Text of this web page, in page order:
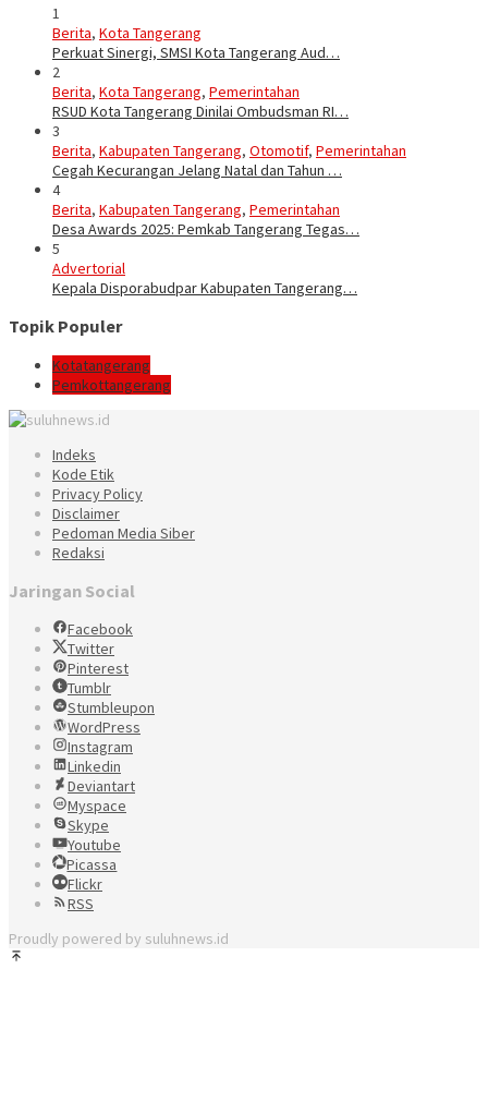
1
Berita, Kota Tangerang
Perkuat Sinergi, SMSI Kota Tangerang Aud…
2
Berita, Kota Tangerang, Pemerintahan
RSUD Kota Tangerang Dinilai Ombudsman RI…
3
Berita, Kabupaten Tangerang, Otomotif, Pemerintahan
Cegah Kecurangan Jelang Natal dan Tahun …
4
Berita, Kabupaten Tangerang, Pemerintahan
Desa Awards 2025: Pemkab Tangerang Tegas…
5
Advertorial
Kepala Disporabudpar Kabupaten Tangerang…
Topik Populer
Kotatangerang
Pemkottangerang
Indeks
Kode Etik
Privacy Policy
Disclaimer
Pedoman Media Siber
Redaksi
Jaringan Social
Facebook
Twitter
Pinterest
Tumblr
Stumbleupon
WordPress
Instagram
Linkedin
Deviantart
Myspace
Skype
Youtube
Picassa
Flickr
RSS
Proudly powered by suluhnews.id